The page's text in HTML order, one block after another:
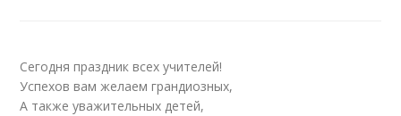
Сегодня праздник всех учителей!
Успехов вам желаем грандиозных,
А также уважительных детей,